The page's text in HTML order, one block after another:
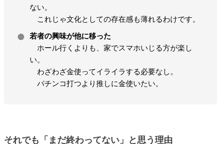
ない。
これじゃ文化としての存在感も薄れるわけです。
若者の興味が他に移った
ホール行くよりも、家でスマホいじる方が楽し
い。
わざわざ金使ってイライラする必要なし。
パチンコ打つより推しに金使いたい。
それでも「まだ終わってない」と思う理由